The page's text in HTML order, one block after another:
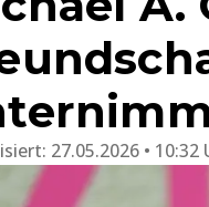
27.05.2026 • 10:32